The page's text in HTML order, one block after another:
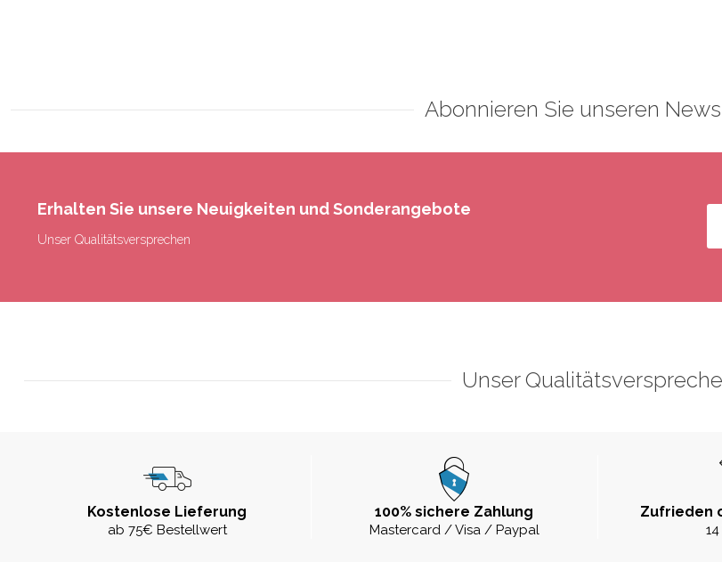
Abonnieren Sie unseren
Erhalten Sie unsere Neuigkeiten und Sonderangebote
Unser Qualitätsversprechen
Unser
Kostenlose Lieferung
ab 75€ Bestellwert
100% sichere Zahlung
Mastercard / Visa / Paypal
Zufrieden